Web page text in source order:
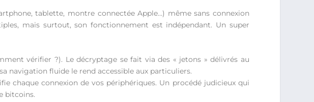
tablette, montre connectée Apple…) même sans connexion
mais surtout, son fonctionnement est indépendant. Un super
vérifier ?). Le décryptage se fait via des « jetons » délivrés au
navigation fluide le rend accessible aux particuliers.
chaque connexion de vos périphériques. Un procédé judicieux qui
bitcoins.